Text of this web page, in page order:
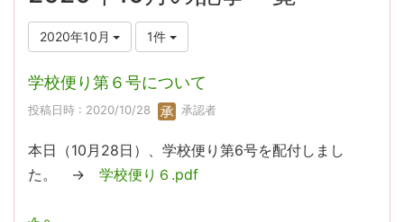
2020年10月 1件
学校便り第６号について
投稿日時 : 2020/10/28 承認者
本日（10月28日）、学校便り第6号を配付しまし
た。 → 学校便り６.pdf